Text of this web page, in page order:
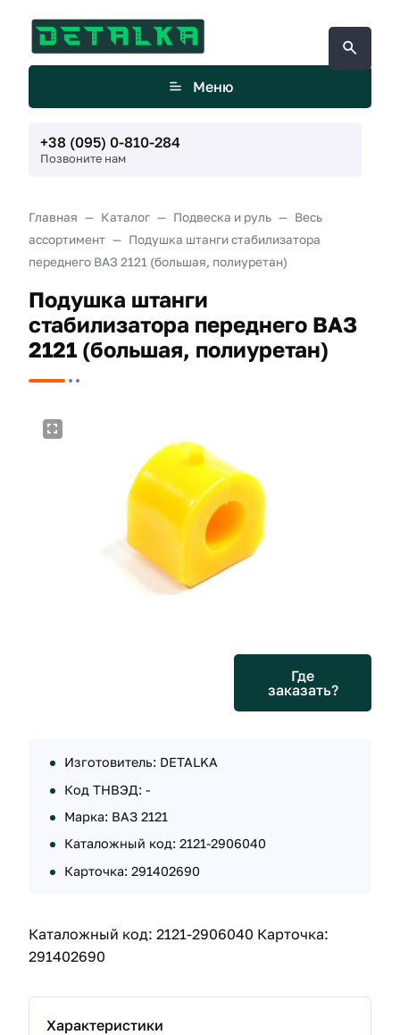
Меню
+38 (095) 0-810-284
Позвоните нам
Главная Каталог Подвеска и руль
Весь
ассортимент
Подушка штанги стабилизатора
переднего ВАЗ 2121 (большая, полиуретан)
Подушка штанги
стабилизатора переднего ВАЗ
2121 (большая, полиуретан)
Где
заказать?
Изготовитель: DETALKA
Код ТНВЭД: -
Марка: ВАЗ 2121
Каталожный код: 2121-2906040
Карточка: 291402690
Каталожный код: 2121-2906040 Карточка:
291402690
Характеристики